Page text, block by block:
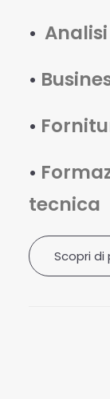
•
•
•
•
tecnica
Scopri di